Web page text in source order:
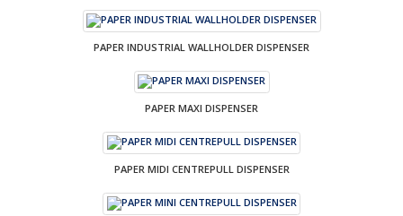
PAPER INDUSTRIAL WALLHOLDER DISPENSER
PAPER MAXI DISPENSER
PAPER MIDI CENTREPULL DISPENSER